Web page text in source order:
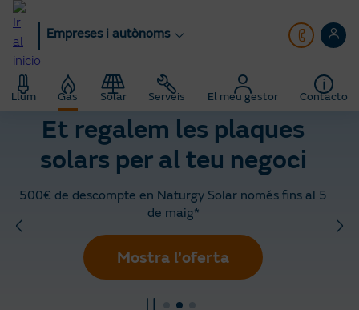
Anar
contingut
principal
Empreses i autònoms
Llum Gas Solar Serveis El meu gestor Contacto
Empreses i autònoms Gas Gas per a locals nocturns
Et regalem les plaques
solars per al teu negoci
500€ de descompte en Naturgy Solar només fins al 5
de maig*
Mostra l’oferta